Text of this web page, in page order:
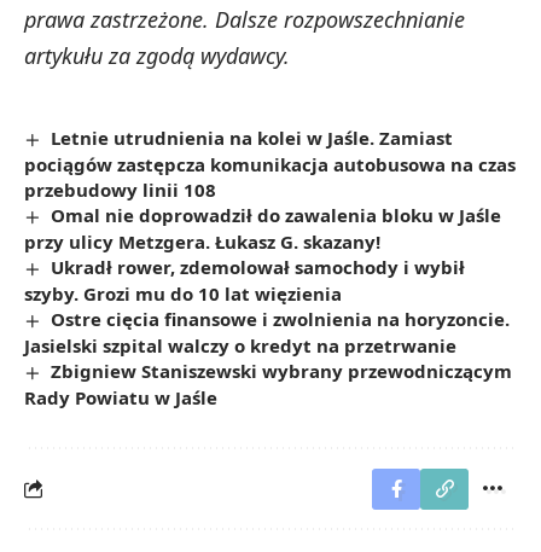
prawa zastrzeżone. Dalsze rozpowszechnianie
artykułu za zgodą wydawcy.
Letnie utrudnienia na kolei w Jaśle. Zamiast
pociągów zastępcza komunikacja autobusowa na czas
przebudowy linii 108
Omal nie doprowadził do zawalenia bloku w Jaśle
przy ulicy Metzgera. Łukasz G. skazany!
Ukradł rower, zdemolował samochody i wybił
szyby. Grozi mu do 10 lat więzienia
Ostre cięcia finansowe i zwolnienia na horyzoncie.
Jasielski szpital walczy o kredyt na przetrwanie
Zbigniew Staniszewski wybrany przewodniczącym
Rady Powiatu w Jaśle